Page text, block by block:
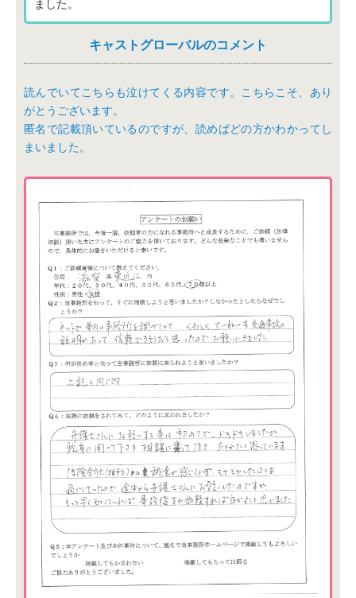
ました。
キャストグローバルのコメント
読んでいてこちらも泣けてくる内容です。こちらこそ、あり
がとうございます。
匿名で記載頂いているのですが、読めばどの方かわかってし
まいました。